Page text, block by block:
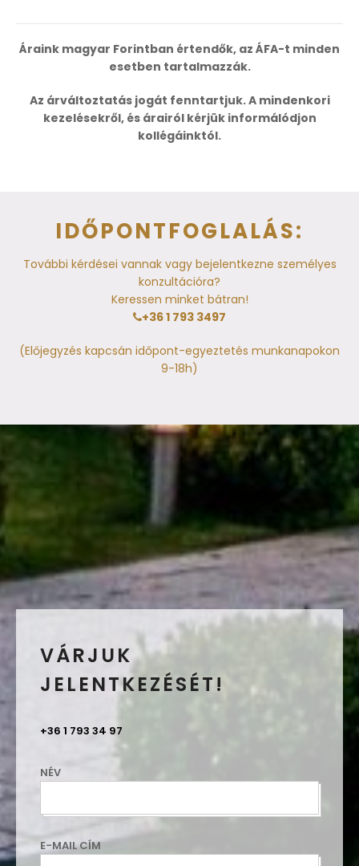
Áraink magyar Forintban értendők, az ÁFA-t minden
esetben tartalmazzák.
Az árváltoztatás jogát fenntartjuk. A mindenkori
kezelésekről, és árairól kérjük informálódjon
kollégáinktól.
IDŐPONTFOGLALÁS:
További kérdései vannak vagy bejelentkezne személyes
konzultációra?
Keressen minket bátran!
+36 1 793 3497
(Előjegyzés kapcsán időpont-egyeztetés munkanapokon
9-18h)
VÁRJUK
JELENTKEZÉSÉT!
+36 1 793 34 97
NÉV
E-MAIL CÍM